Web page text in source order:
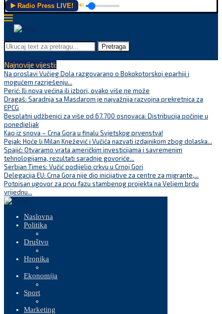
▶️ Radio Press LIVE! 🔊
Pretraga
Najnovije vijesti:
Na proslavi Vučjeg Dola razgovarano o Bokokotorskoj eparhiji i
mogućem razrješenju...
Perić: Ili nova većina ili izbori, ovako više ne može
Dragaš: Saradnja sa Masdarom je najvažnija razvojna prekretnica za
EPCG
Besplatni udžbenici za više od 67.700 osnovaca: Distribucija počinje u
ponedjeljak
Kao iz snova – Crna Gora u finalu Svjetskog prvenstva!
Pejak: Hoće li Milan Knežević i Vučića nazvati izdajnikom zbog dolaska...
Spajić: Otvaramo vrata američkim investicijama i savremenim
tehnologijama, rezultati saradnje govoriće...
Serbian Times: Vučić podijelio crkvu u Crnoj Gori
Delegacija EU: Crna Gora nije dio inicijative za centre za migrante,...
Potpisan ugovor za prvu fazu stambenog projekta na Veljem brdu
vrijednu...
Naslovna
Politika
Društvo
Hronika
Ekonomija
Sport
Marketing